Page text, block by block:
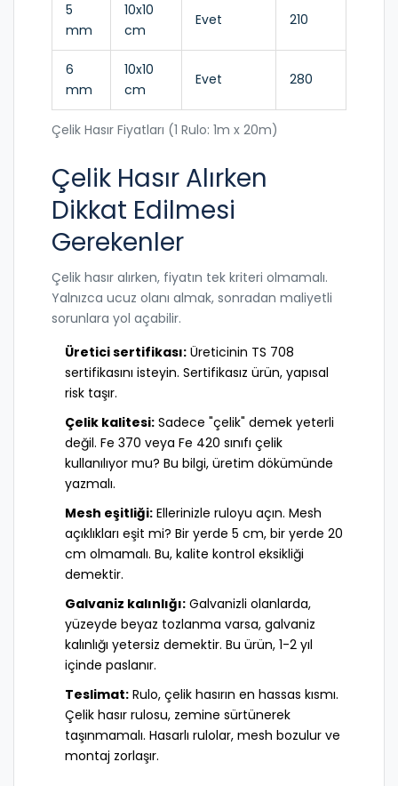
Çelik Hasır Fiyatları (1 Rulo: 1m x 20m)
5
mm
10x10
cm
Evet 210
6
mm
10x10
cm
Evet 280
Çelik Hasır Alırken
Dikkat Edilmesi
Gerekenler
Çelik hasır alırken, fiyatın tek kriteri olmamalı.
Yalnızca ucuz olanı almak, sonradan maliyetli
sorunlara yol açabilir.
Üretici sertifikası: Üreticinin TS 708
sertifikasını isteyin. Sertifikasız ürün, yapısal
risk taşır.
Çelik kalitesi: Sadece "çelik" demek yeterli
değil. Fe 370 veya Fe 420 sınıfı çelik
kullanılıyor mu? Bu bilgi, üretim dökümünde
yazmalı.
Mesh eşitliği: Ellerinizle ruloyu açın. Mesh
açıklıkları eşit mi? Bir yerde 5 cm, bir yerde 20
cm olmamalı. Bu, kalite kontrol eksikliği
demektir.
Galvaniz kalınlığı: Galvanizli olanlarda,
yüzeyde beyaz tozlanma varsa, galvaniz
kalınlığı yetersiz demektir. Bu ürün, 1-2 yıl
içinde paslanır.
Teslimat: Rulo, çelik hasırın en hassas kısmı.
Çelik hasır rulosu, zemine sürtünerek
taşınmamalı. Hasarlı rulolar, mesh bozulur ve
montaj zorlaşır.